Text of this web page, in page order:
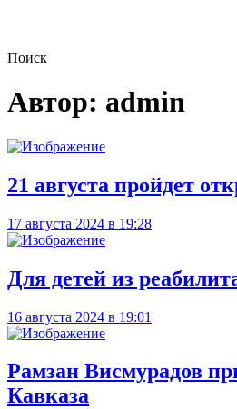
Поиск
Автор: admin
21 августа пройдет
17 августа 2024 в 19:28
Для детей из
16 августа 2024 в 19:01
Рамзан Висмурадов
Кавказа